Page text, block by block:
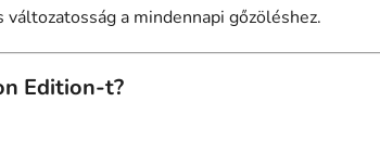
a mindennapi gőzöléshez.
Edition-t?